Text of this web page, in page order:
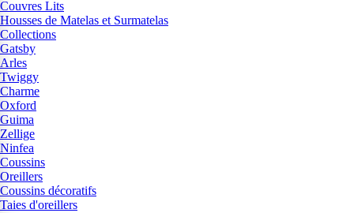
Couvres Lits
Housses de Matelas et Surmatelas
Collections
Gatsby
Arles
Twiggy
Charme
Oxford
Guima
Zellige
Ninfea
Coussins
Oreillers
Coussins décoratifs
Taies d'oreillers